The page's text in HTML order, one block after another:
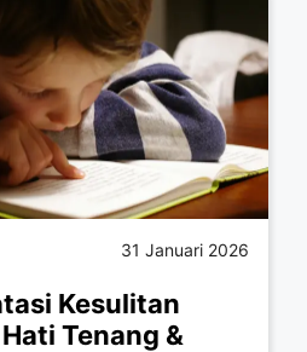
31 Januari 2026
Kesulitan
Tenang &